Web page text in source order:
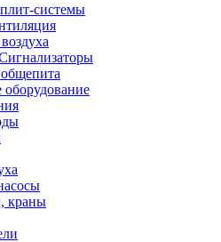
системы
краны